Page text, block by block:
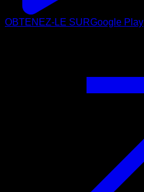
OBTENEZ-LE SURGoogle Play